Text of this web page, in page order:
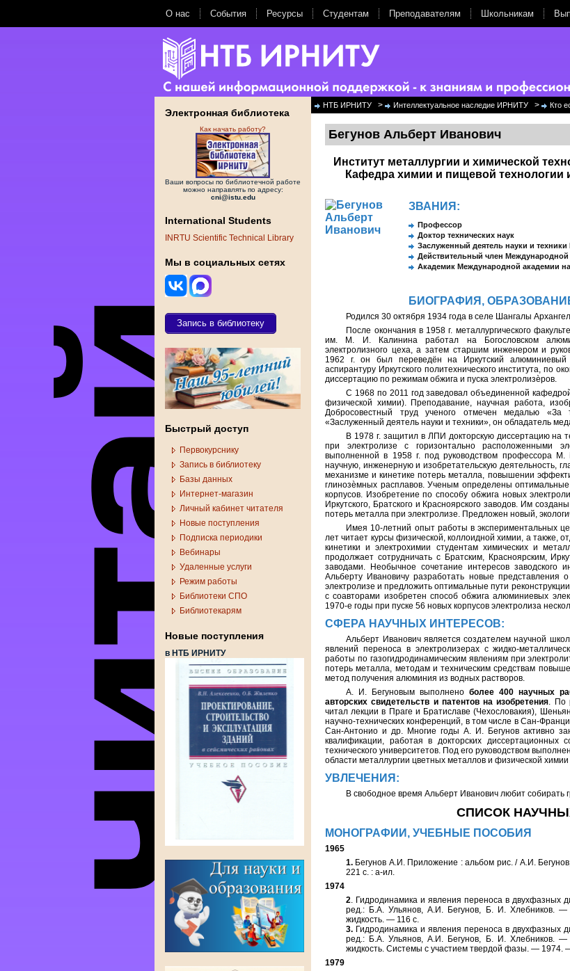
О нас События Ресурсы Студентам Преподавателям Школьникам
Электронная библиотека
Как начать работу?
Ваши вопросы по библиотечной работе
можно направлять по адресу:
cni@istu.edu
International Students
INRTU Scientific Technical Library
Мы в социальных сетях
Запись в библиотеку
Быстрый доступ
Первокурснику
Запись в библиотеку
Базы данных
Интернет-магазин
Личный кабинет читателя
Новые поступления
Подписка периодики
Вебинары
Удаленные услуги
Режим работы
Библиотеки СПО
Библиотекарям
Новые поступления
в НТБ ИРНИТУ
НТБ ИРНИТУ > Интеллектуальное наследие ИРНИТУ > Кто
Бегунов Альберт Иванович
Институт металлургии и химической
Кафедра химии и пищевой
ЗВАНИЯ:
Профессор
Доктор технических наук
Заслуженный деятель науки и
Действительный член
Академик Международной академии
БИОГРАФИЯ,
Родился 30 октября 1934 года в селе Шангалы
После окончания в 1958 г. металлургического
им. М. И. Калинина работал на Богословском
электролизного цеха, а затем старшим инженером и
1962 г. он был переведён на Иркутский
аспирантуру Иркутского политехнического института, по
диссертацию по режимам обжига и пуска электролизѐров.
С 1968 по 2011 год заведовал объединенной
физической химии). Преподавание, научная работа,
Добросовестный труд ученого отмечен медалью «За
«Заслуженный деятель науки и техники», он обладатель
В 1978 г. защитил в ЛПИ докторскую диссертацию на
при электролизе с горизонтально расположенными
выполненной в 1958 г. под руководством профессора
научную, инженерную и изобретательскую деятельность,
механизме и кинетике потерь металла, повышении
глинозѐмных расплавов. Ученым определены
корпусов. Изобретение по способу обжига новых
Иркутского, Братского и Красноярского заводов. Им
потерь металла при электролизе. Предложен новый,
Имея 10-летний опыт работы в экспериментальных
лет читает курсы физической, коллоидной химии, а также,
кинетики и электрохимии студентам химических и
продолжает сотрудничать с Братским, Красноярским,
заводами. Необычное сочетание интересов заводского
Альберту Ивановичу разработать новые
электролизе и предложить оптимальные пути
с соавторами изобретен способ обжига алюминиевых
1970-е годы при пуске 56 новых корпусов электролиза
СФЕРА НАУЧНЫХ ИНТЕРЕСОВ:
Альберт Иванович является создателем научной
явлений переноса в электролизерах с жидко-
работы по газогидродинамическим явлениям при
потерь металла, методам и техническим средствам
метод получения алюминия из водных растворов.
А. И. Бегуновым выполнено более 400 научных
авторских свидетельств и патентов на изобретения. По
читал лекции в Праге и Братиславе (Чехословакия),
научно-технических конференций, в том числе в Сан-
Сан-Антонио и др. Многие годы А. И. Бегунов активно
квалификации, работая в докторских диссертационных
технического университетов. Под его руководством
области металлургии цветных металлов и физической химии
УВЛЕЧЕНИЯ:
В свободное время Альберт Иванович любит собирать
СПИСОК
МОНОГРАФИИ, УЧЕБНЫЕ ПОСОБИЯ
1965
1. Бегунов А.И. Приложение : альбом рис. / А.И.
221 с. : a-ил.
1974
2. Гидродинамика и явления переноса в двухфазных
ред.: Б.А. Ульянов, А.И. Бегунов, Б. И. Хлебников.
жидкость. — 116 с.
3. Гидродинамика и явления переноса в двухфазных
ред.: Б.А. Ульянов, А.И. Бегунов, Б. И. Хлебников.
жидкость. Системы с участием твердой фазы. — 1974.
1979